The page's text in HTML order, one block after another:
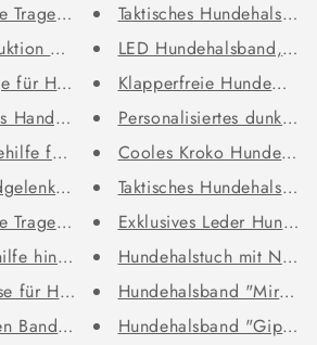
Tragehilfe Basic
Bandage für...
für Hunde
Handgelenkband...
für Hunde
für ...
Tragehilfe für Hu...
hinten
für Hündinnen...
Bandage für Hun...
Taktisches
LED Hundehalsband,
Klapperfreie
Personalisiertes dunkles
Cooles Kroko
Taktisches
Exklusives Leder
Hundehalstuch mit
Hundehalsband "Miro"
Hundehalsband "Gipsy"